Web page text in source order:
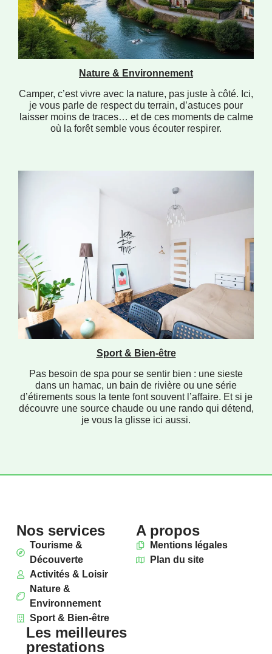
Nature & Environnement
Camper, c’est vivre avec la nature, pas juste à côté. Ici,
je vous parle de respect du terrain, d’astuces pour
laisser moins de traces… et de ces moments de calme
où la forêt semble vous écouter respirer.
Sport & Bien-être
Pas besoin de spa pour se sentir bien : une sieste
dans un hamac, un bain de rivière ou une série
d’étirements sous la tente font souvent l’affaire. Et si je
découvre une source chaude ou une rando qui détend,
je vous la glisse ici aussi.
Nos services
Tourisme &
Découverte
Activités & Loisir
Nature &
Environnement
Sport & Bien-être
A propos
Mentions légales
Plan du site
Les meilleures
prestations